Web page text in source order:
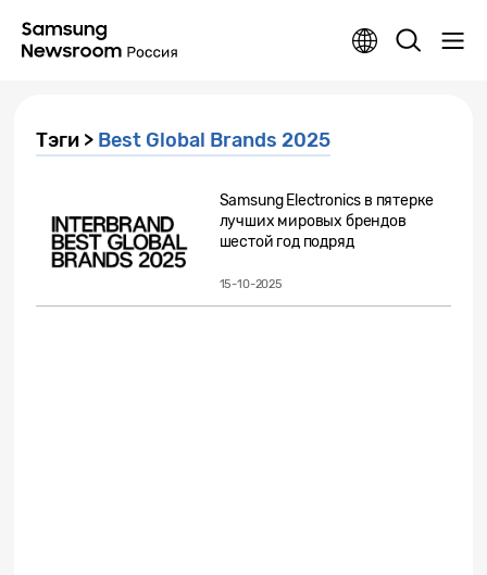
Тэги > Best Global Brands 2025
Samsung Electronics в пятерке
лучших мировых брендов
шестой год подряд
15-10-2025